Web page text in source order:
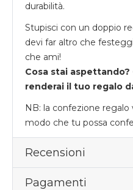
durabilità.
Stupisci con un doppio
devi far altro che
che ami!
Cosa stai
renderai il tuo regalo
NB: la confezione regalo
modo che tu possa
Recensioni
Pagamenti